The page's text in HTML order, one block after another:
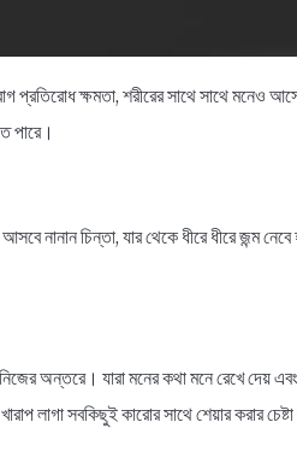
প্রতিরোধ ক্ষমতা, শরীরের সাথে সাথে মনেও
পারে।
নানান চিন্তা, যার থেকে ধীরে ধীরে জন্ম
অন্তরে। যারা মনের কথা মনে রেখে দেয়
লাগা সবকিছুই কারোর সাথে শেয়ার করার